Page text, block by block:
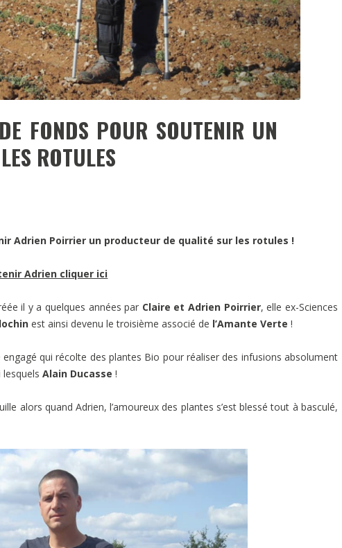
FONDS POUR SOUTENIR UN
ROTULES
Adrien Poirrier un producteur de qualité sur les rotules !
Adrien cliquer ici
il y a quelques années par Claire et Adrien Poirrier, elle ex-Sciences
est ainsi devenu le troisième associé de l’Amante Verte !
qui récolte des plantes Bio pour réaliser des infusions absolument
Alain Ducasse !
alors quand Adrien, l’amoureux des plantes s’est blessé tout à basculé,